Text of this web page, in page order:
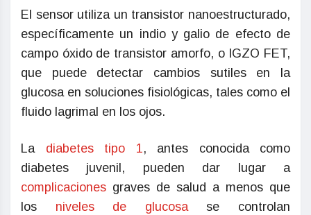
El sensor utiliza un transistor nanoestructurado,
específicamente un indio y galio de efecto de
campo óxido de transistor amorfo, o IGZO FET,
que puede detectar cambios sutiles en la
glucosa en soluciones fisiológicas, tales como el
fluido lagrimal en los ojos.
La diabetes tipo 1, antes conocida como
diabetes juvenil, pueden dar lugar a
complicaciones graves de salud a menos que
los niveles de glucosase controlan